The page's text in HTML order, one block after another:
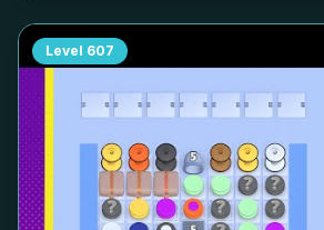
Level 607